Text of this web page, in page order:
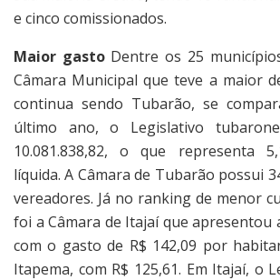
e cinco comissionados.
Maior gastoDentre os 25
Câmara Municipal que teve a maior
continua sendo Tubarão, se
último ano, o Legislativo
10.081.838,82, o que representa
líquida. A Câmara de Tubarão possui
vereadores. Já no ranking de menor
foi a Câmara de Itajaí que apresentou
com o gasto de R$ 142,09 por
Itapema, com R$ 125,61. Em Itajaí, o